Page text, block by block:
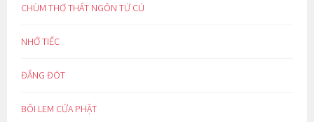
CHÙM THƠ THẤT NGÔN TỨ CÚ
NHỚ TIẾC
ĐẮNG ĐÓT
BÔI LEM CỬA PHẬT